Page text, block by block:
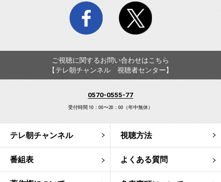
facebook twitter
ご視聴に関するお問い合わせはこちら
【テレ朝チャンネル 視聴者センター】
0570-0555-77
受付時間 10：00〜20：00（年中無休）
テレ朝チャンネル 視聴方法
番組表 よくある質問